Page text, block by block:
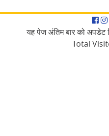
यह पेज अंतिम बार को अपडेट
Total